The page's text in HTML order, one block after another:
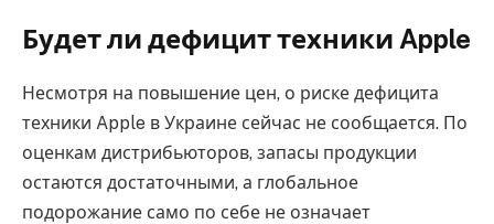
Будет ли дефицит техники Apple
Несмотря на повышение цен, о риске дефицита
техники Apple в Украине сейчас не сообщается. По
оценкам дистрибьюторов, запасы продукции
остаются достаточными, а глобальное
подорожание само по себе не означает